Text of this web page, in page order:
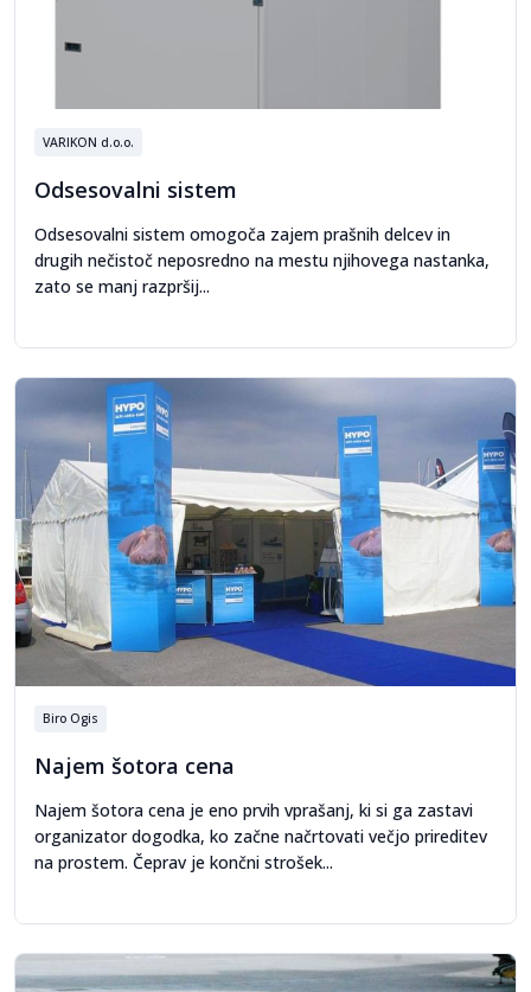
VARIKON d.o.o.
Odsesovalni sistem
Odsesovalni sistem omogoča zajem prašnih delcev in
drugih nečistoč neposredno na mestu njihovega nastanka,
zato se manj razpršij...
Biro Ogis
Najem šotora cena
Najem šotora cena je eno prvih vprašanj, ki si ga zastavi
organizator dogodka, ko začne načrtovati večjo prireditev
na prostem. Čeprav je končni strošek...